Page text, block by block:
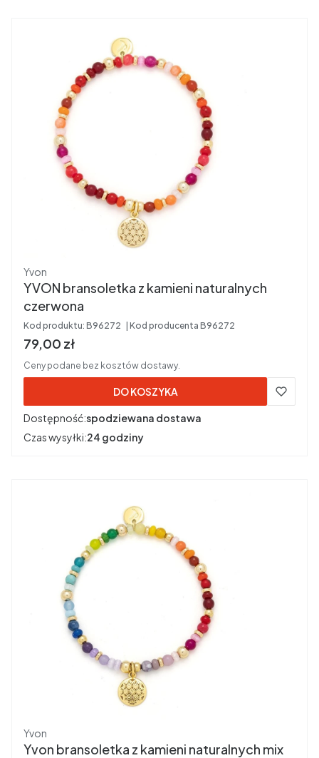
Producent
Yvon
YVON bransoletka z kamieni naturalnych
czerwona
Kod produktu: B96272 Kod producenta B96272
Cena brutto
79,00 zł
Ceny podane bez kosztów dostawy.
DO KOSZYKA
Dostępność:spodziewana dostawa
Czas wysyłki:24 godziny
Producent
Yvon
Yvon bransoletka z kamieni naturalnych mix